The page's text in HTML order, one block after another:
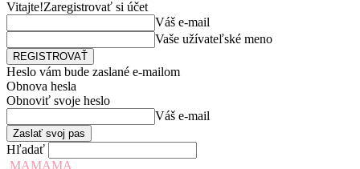
Vitajte!Zaregistrovať si účet
Váš e-mail
Vaše užívateľské meno
Heslo vám bude zaslané e-mailom
Obnova hesla
Obnoviť svoje heslo
Váš e-mail
Hľadať
MAMAMA